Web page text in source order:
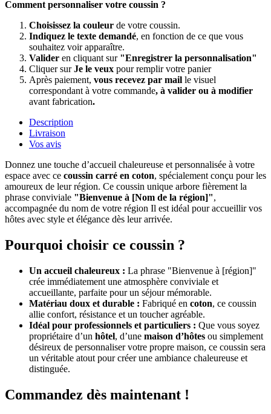
Comment personnaliser votre coussin ?
Choisissez la couleur de votre coussin.
Indiquez le texte demandé, en fonction de ce que vous
souhaitez voir apparaître.
Valider en cliquant sur "Enregistrer la personnalisation"
Cliquer surJe le veux pour remplir votre panier
Après paiement, vous recevez par mail le visuel
correspondant à votre commande, à valider ou à modifier
avant fabrication.
Description
Livraison
Vos avis
Donnez une touche d’accueil chaleureuse et personnalisée à votre
espace avec ce coussin carré en coton, spécialement conçu pour les
amoureux de leur région. Ce coussin unique arbore fièrement la
phrase conviviale "Bienvenue à [Nom de la région]",
accompagnée du nom de votre région Il est idéal pour accueillir vos
hôtes avec style et élégance dès leur arrivée.
Pourquoi choisir ce coussin ?
Un accueil chaleureux : La phrase "Bienvenue à [région]"
crée immédiatement une atmosphère conviviale et
accueillante, parfaite pour un séjour mémorable.
Matériau doux et durable : Fabriqué en coton, ce coussin
allie confort, résistance et un toucher agréable.
Idéal pour professionnels et particuliers : Que vous soyez
propriétaire d’un hôtel, d’une maison d’hôtes ou simplement
désireux de personnaliser votre propre maison, ce coussin sera
un véritable atout pour créer une ambiance chaleureuse et
distinguée.
Commandez dès maintenant !